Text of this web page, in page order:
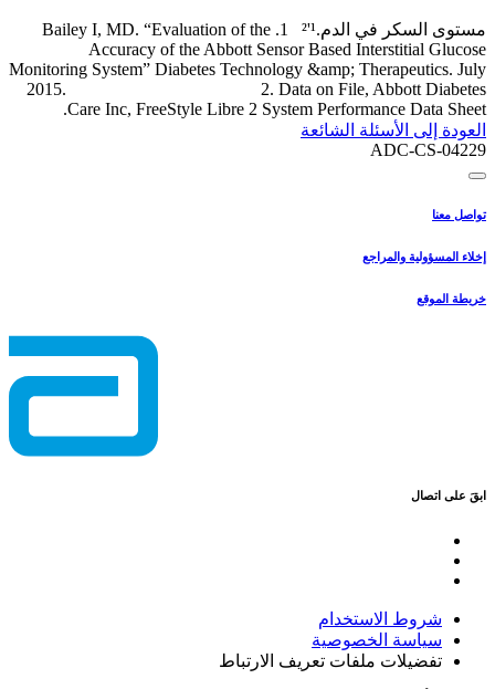
مستوى السكر في الدم.¹'² 1. Bailey I, MD. “Evaluation of the
Accuracy of the Abbott Sensor Based Interstitial Glucose
Monitoring System” Diabetes Technology &amp; Therapeutics. July
2015. 2. Data on File, Abbott Diabetes
Care Inc, FreeStyle Libre 2 System Performance Data Sheet.
العودة إلى الأسئلة الشائعة
ADC-CS-04229
تواصل معنا
إخلاء المسؤولية والمراجع
خريطة الموقع
ابقَ على اتصال
شروط الاستخدام
سياسة الخصوصية
تفضيلات ملفات تعريف الارتباط